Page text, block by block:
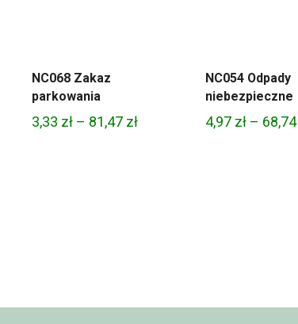
NC068 Zakaz
parkowania
3,33 zł – 81,47 złZakres
NC054 Odpady
niebezpieczne
4,97 zł – 68,74